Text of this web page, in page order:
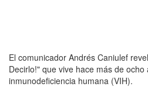
El comunicador Andrés Caniulef
Decirlo!" que vive hace más de
inmunodeficiencia humana (VIH).